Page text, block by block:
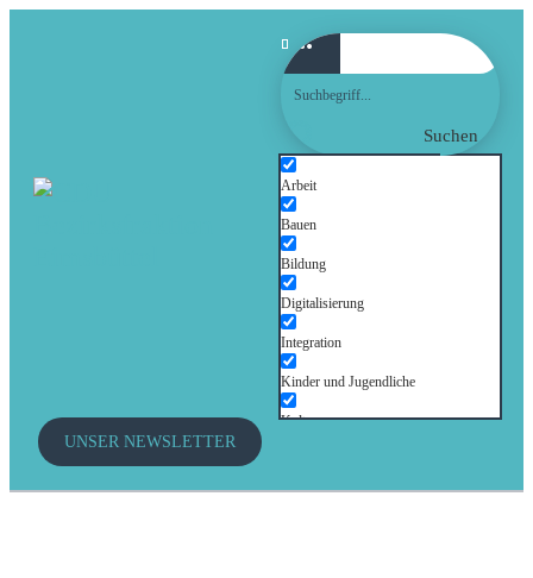
Suchen
Arbeit
Bauen
Bildung
Digitalisierung
Integration
Kinder und Jugendliche
Kultur
UNSER NEWSLETTER